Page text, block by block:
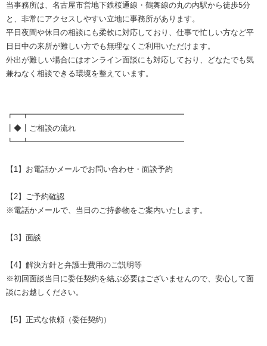
当事務所は、名古屋市営地下鉄桜通線・鶴舞線の丸の内駅から徒歩5分
と、非常にアクセスしやすい立地に事務所があります。
平日夜間や休日の相談にも柔軟に対応しており、仕事で忙しい方など平
日日中の来所が難しい方でも無理なくご利用いただけます。
外出が難しい場合にはオンライン面談にも対応しており、どなたでも気
兼ねなく相談できる環境を整えています。
┏━┳━━━━━━━━━━━━━━━━━━━━
┃◆┃ご相談の流れ
┗━┻━━━━━━━━━━━━━━━━━━━━
【1】お電話かメールでお問い合わせ・面談予約
【2】ご予約確認
※電話かメールで、当日のご持参物をご案内いたします。
【3】面談
【4】解決方針と弁護士費用のご説明等
※初回面談当日に委任契約を結ぶ必要はございませんので、安心して面
談にお越しください。
【5】正式な依頼（委任契約）